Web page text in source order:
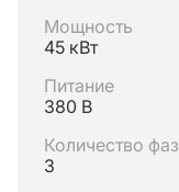
Мощность
45 кВт
Питание
380 В
Количество фаз
3